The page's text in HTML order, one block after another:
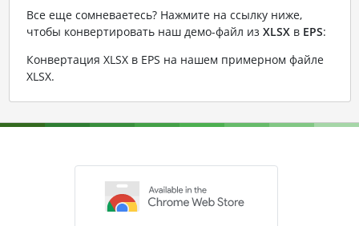
Все еще сомневаетесь? Нажмите на ссылку ниже,
чтобы конвертировать наш демо-файл из XLSXв EPS:
Конвертация XLSX в EPS на нашем примерном файле
XLSX.